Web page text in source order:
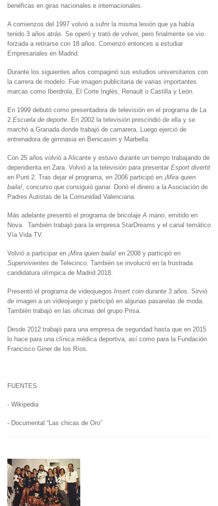
benéficas en giras nacionales e internacionales.
A comienzos del 1997 volvió a sufrir la misma lesión que ya había
tenido 3 años atrás. Se operó y trató de volver, pero finalmente se vio
forzada a retirarse con 18 años. Comenzó entonces a estudiar
Empresariales en Madrid.
Durante los siguientes años compaginó sus estudios universitarios con
la carrera de modelo. Fue imagen publicitaria de varias importantes
marcas como Iberdrola, El Corte Inglés, Renault o Castilla y León.
En 1999 debutó como presentadora de televisión en el programa de La
2 Escuela de deporte . En 2002 la televisión prescindió de ella y se
marchó a Granada donde trabajó de camarera. Luego ejerció de
entrenadora de gimnasia en Benicasim y Marbella.
Con 25 años volvió a Alicante y estuvo durante un tiempo trabajando de
dependienta en Zara. Volvió a la televisión para presentar Esport divertit
en Punt 2. Tras dejar el programa, en 2006 participó en ¡Mira quien
baila! , concurso que consiguió ganar. Donó el dinero a la Asociación de
Padres Autistas de la Comunidad Valenciana.
Más adelante presentó el programa de bricolaje A mano , emitido en
Nova. También trabajó para la empresa StarDreams y el canal temático
Vía Vida TV.
Volvió a participar en ¡Mira quien baila! en 2008 y participó en
Supervivientes de Telecinco. También se involucró en la frustrada
candidatura olímpica de Madrid 2018.
Presentó el programa de videojuegos Insert coin durante 3 años. Sirvió
de imagen a un videojuego y participó en algunas pasarelas de moda.
También trabajó en las oficinas del grupo Prisa.
Desde 2012 trabajó para una empresa de seguridad hasta que en 2015
lo hace para una clínica médica deportiva, así como para la Fundación
Francisco Giner de los Ríos.
FUENTES:
- Wikipedia
- Documental “Las chicas de Oro”